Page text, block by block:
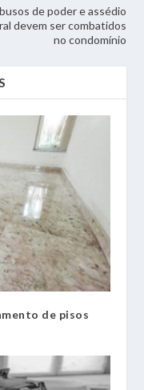
de poder e assédio
devem ser combatidos
no condomínio
de pisos